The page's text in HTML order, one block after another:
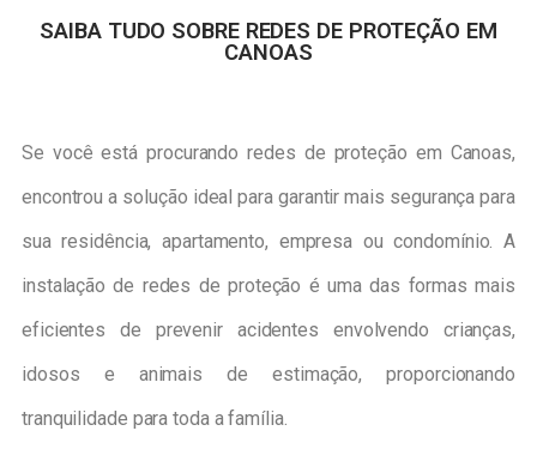
SAIBA TUDO SOBRE REDES DE PROTEÇÃO EM
CANOAS
Se você está procurando redes de proteção em Canoas,
encontrou a solução ideal para garantir mais segurança para
sua residência, apartamento, empresa ou condomínio. A
instalação de redes de proteção é uma das formas mais
eficientes de prevenir acidentes envolvendo crianças,
idosos e animais de estimação, proporcionando
tranquilidade para toda a família.